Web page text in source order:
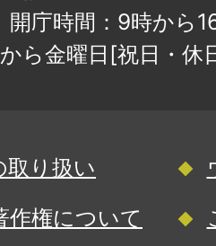
開庁時間：9時から
ら金曜日[祝日・
取り扱い
作権について